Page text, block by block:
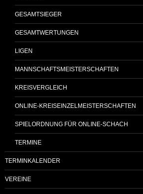
GESAMTSIEGER
GESAMTWERTUNGEN
LIGEN
MANNSCHAFTSMEISTERSCHAFTEN
KREISVERGLEICH
ONLINE-KREISEINZELMEISTERSCHAFTEN
SPIELORDNUNG FÜR ONLINE-SCHACH
TERMINE
TERMINKALENDER
VEREINE